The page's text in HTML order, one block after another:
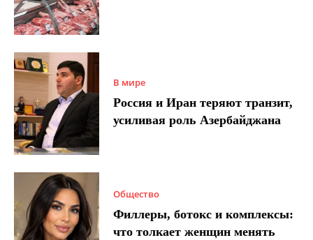
В мире
Россия и Иран теряют транзит,
усиливая роль Азербайджана
Общество
Филлеры, ботокс и комплексы:
что толкает женщин менять